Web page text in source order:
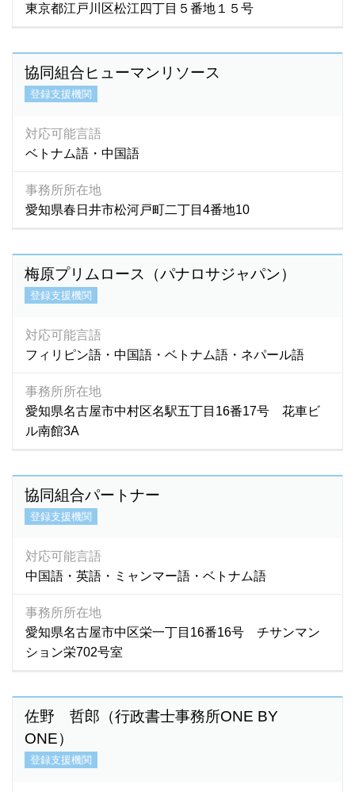
フィリッピン語 (0)
ブータン語 (3)
普通語 (1)
ブラジル語
ヘブライ語
ベトナム語 (7,186)
ペルー語
ペルシア語 (0)
ベンガル語 (282)
ポルトガル語 (204)
ポーランド語
マラティ語
マラヤラム語 (1)
マルバリ語
マレーシア語 (16)
マレー語
ミャンマ－語 (3)
モンゴル語
(580)
モン語 (1)
ラオス語
ラーオ語
ルーマニア語
ロシア語 (92)
英語 (5,895)
広東語 (16)
四川語 (1)
上海語
台湾語 (43)
東京都江戸川区松江四丁目５番地１５号
協同組合ヒューマンリソース
登録支援機関
対応可能言語
ベトナム語・中国語
事務所所在地
愛知県春日井市松河戸町二丁目4番地10
梅原プリムロース（パナロサジャパン）
登録支援機関
対応可能言語
フィリピン語・中国語・ベトナム語・ネパール語
事務所所在地
愛知県名古屋市中村区名駅五丁目16番17号 花車ビ
ル南館3A
協同組合パートナー
登録支援機関
対応可能言語
中国語・英語・ミャンマー語・ベトナム語
事務所所在地
愛知県名古屋市中区栄一丁目16番16号 チサンマン
ション栄702号室
佐野 哲郎（行政書士事務所ONE BY
ONE）
登録支援機関